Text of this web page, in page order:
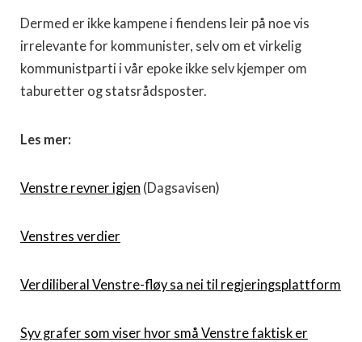
Dermed er ikke kampene i fiendens leir på noe vis
irrelevante for kommunister, selv om et virkelig
kommunistparti i vår epoke ikke selv kjemper om
taburetter og statsrådsposter.
Les mer:
Venstre revner igjen (Dagsavisen)
Venstres verdier
Verdiliberal Venstre-fløy sa nei til regjeringsplattform
Syv grafer som viser hvor små Venstre faktisk er